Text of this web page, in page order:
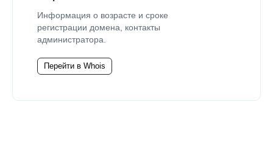
Информация о возрасте и сроке
регистрации домена, контакты
администратора.
Перейти в Whois